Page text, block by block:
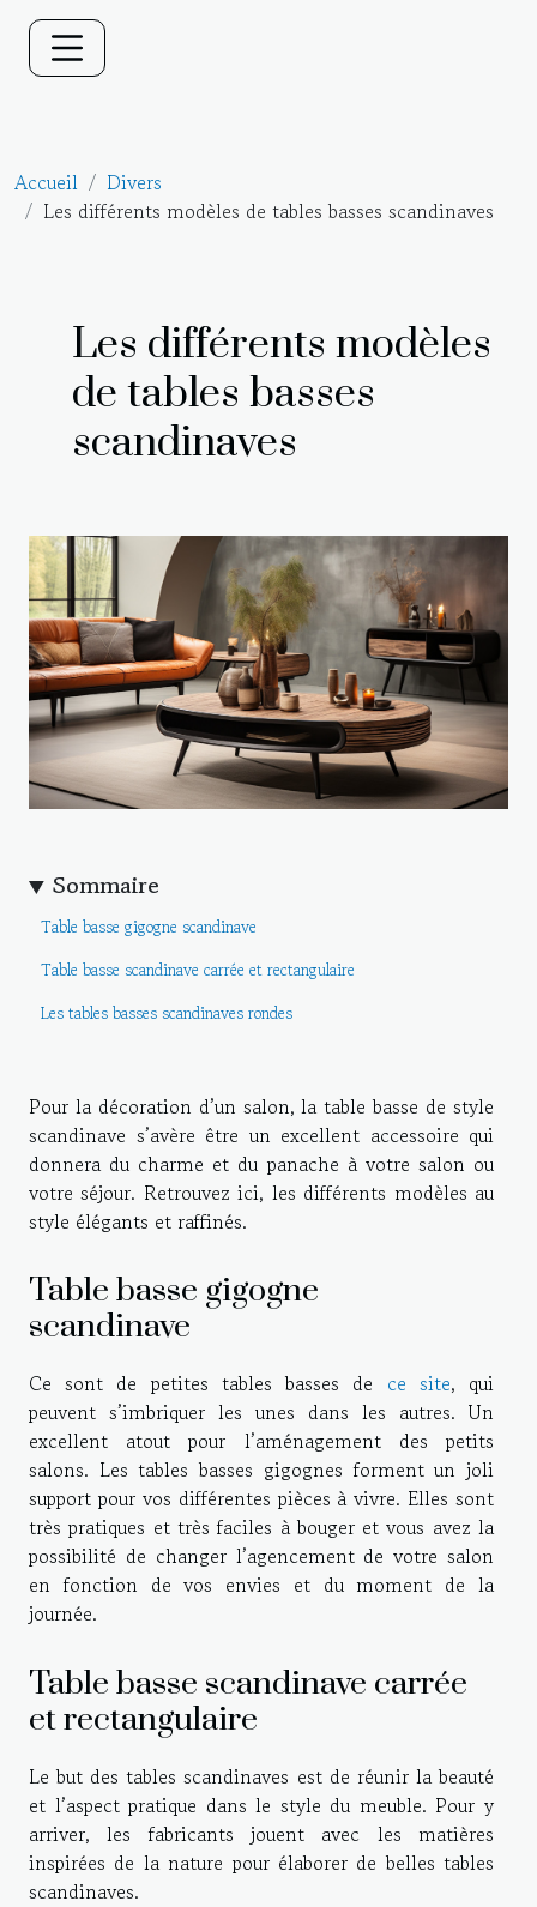
Accueil
Divers
Les différents modèles de tables basses scandinaves
Les différents modèles
de tables basses
scandinaves
Sommaire
Table basse gigogne scandinave
Table basse scandinave carrée et rectangulaire
Les tables basses scandinaves rondes
Pour la décoration d’un salon, la table basse de style
scandinave s’avère être un excellent accessoire qui
donnera du charme et du panache à votre salon ou
votre séjour. Retrouvez ici, les différents modèles au
style élégants et raffinés.
Table basse gigogne
scandinave
Ce sont de petites tables basses de ce site, qui
peuvent s’imbriquer les unes dans les autres. Un
excellent atout pour l’aménagement des petits
salons. Les tables basses gigognes forment un joli
support pour vos différentes pièces à vivre. Elles sont
très pratiques et trèsfaciles à bouger et vous avez la
possibilité de changer l’agencement de votre salon
en fonction de vos envies et du moment de la
journée.
Table basse scandinave carrée
et rectangulaire
Le but des tables scandinaves est de réunir la beauté
et l’aspect pratique dans le style du meuble. Pour y
arriver, les fabricants jouent avec les matières
inspirées de la nature pour élaborer de belles tables
scandinaves.